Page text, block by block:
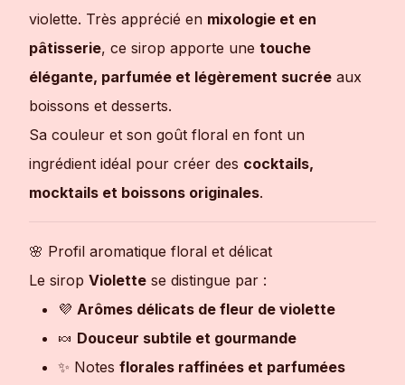
violette. Très apprécié en mixologie et en
pâtisserie, ce sirop apporte une touche
élégante, parfumée et légèrement sucrée aux
boissons et desserts.
Sa couleur et son goût floral en font un
ingrédient idéal pour créer des cocktails,
mocktails et boissons originales.
🌸 Profil aromatique floral et délicat
Le sirop Violette se distingue par :
💜 Arômes délicats de fleur de violette
🍬 Douceur subtile et gourmande
✨ Notes florales raffinées et parfumées